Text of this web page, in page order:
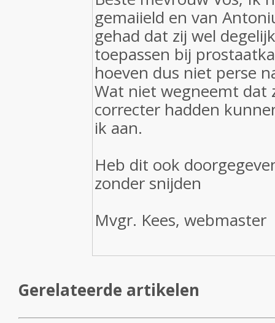
gemaiield en van
gehad dat zij wel
toepassen bij
hoeven dus niet perse
Wat niet wegneemt dat
correcter hadden
ik aan.
Heb dit ook
zonder snijden
Mvgr. Kees, webmaster
Gerelateerde artikelen